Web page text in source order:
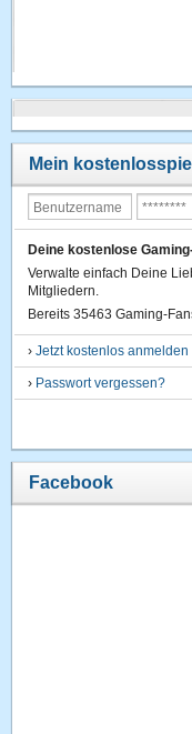
Mein
Deine kostenlose
Verwalte einfach Deine
Mitgliedern.
Bereits 35463 Gaming-
›Jetzt kostenlos anmelden
› Passwort vergessen?
Facebook